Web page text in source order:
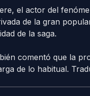
el actor del
de la gran
de la saga.
comentó que la
de lo habitual.